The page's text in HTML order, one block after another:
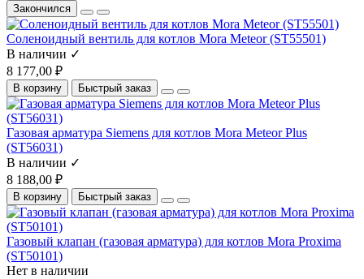
Закончился
Соленоидный вентиль для котлов Mora Meteor (ST55501)
В наличии ✓
8 177,00 ₽
В корзину Быстрый заказ
Газовая арматура Siemens для котлов Mora Meteor Plus
(ST56031)
В наличии ✓
8 188,00 ₽
В корзину Быстрый заказ
Газовый клапан (газовая арматура) для котлов Mora Proxima
(ST50101)
Нет в наличии